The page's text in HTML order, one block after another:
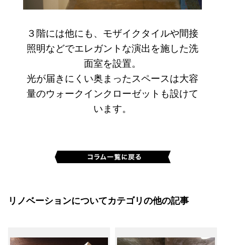
３階には他にも、モザイクタイルや間接
照明などでエレガントな演出を施した洗
面室を設置。
光が届きにくい奥まったスペースは大容
量のウォークインクローゼットも設けて
います。
リノベーションについてカテゴリの他の記事